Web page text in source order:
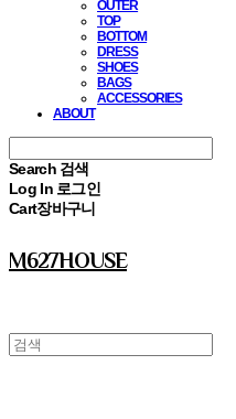
OUTER
TOP
BOTTOM
DRESS
SHOES
BAGS
ACCESSORIES
ABOUT
Search 검색
Log In 로그인
Cart장바구니
M627HOUSE